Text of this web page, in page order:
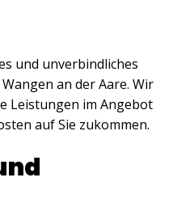
und unverbindliches
an der Aare. Wir
Leistungen im Angebot
auf Sie zukommen.